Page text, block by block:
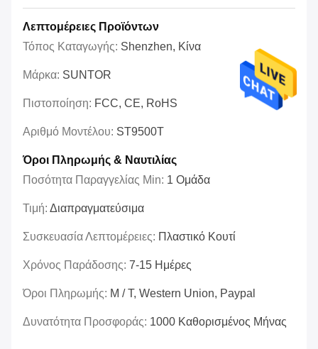
Λεπτομέρειες Προϊόντων
Τόπος Καταγωγής: Shenzhen, Κίνα
Μάρκα: SUNTOR
Πιστοποίηση: FCC, CE, RoHS
Αριθμό Μοντέλου: ST9500T
Όροι Πληρωμής & Ναυτιλίας
Ποσότητα Παραγγελίας Min: 1 Ομάδα
Τιμή: Διαπραγματεύσιμα
Συσκευασία Λεπτομέρειες: Πλαστικό Κουτί
Χρόνος Παράδοσης: 7-15 Ημέρες
Όροι Πληρωμής: Μ / Τ, Western Union, Paypal
Δυνατότητα Προσφοράς: 1000 Καθορισμένος Μήνας